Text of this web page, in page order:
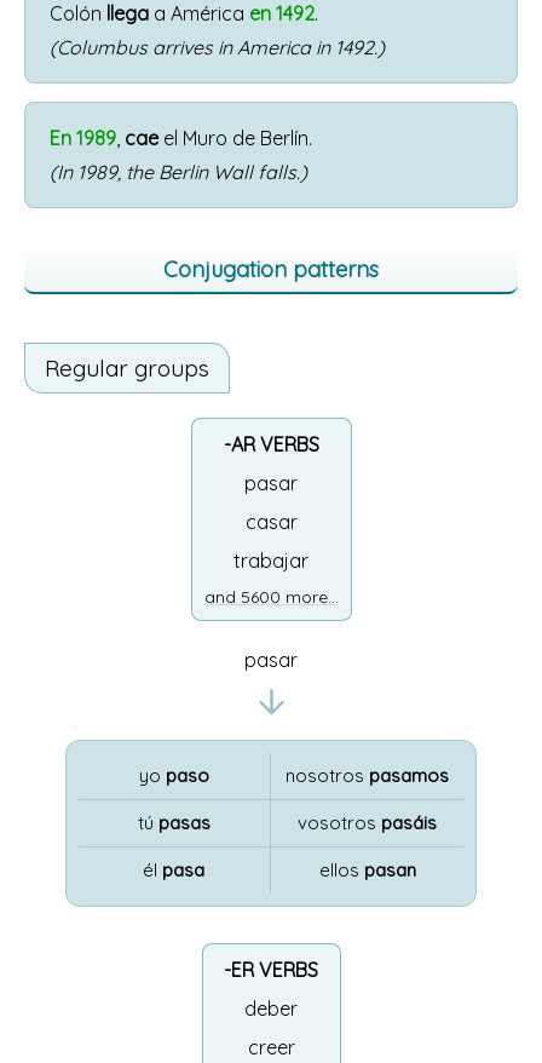
Colón llega a América en 1492.
(Columbus arrives in America in 1492.)
En 1989, caeel Muro de Berlín.
(In 1989, the Berlin Wall falls.)
Conjugation patterns
Regular groups
-AR VERBS
pasar
casar
trabajar
and 5600 more...
pasar
yo paso
tú pasas
él pasa
nosotros pasamos
vosotros pasáis
ellos pasan
-ER VERBS
deber
creer